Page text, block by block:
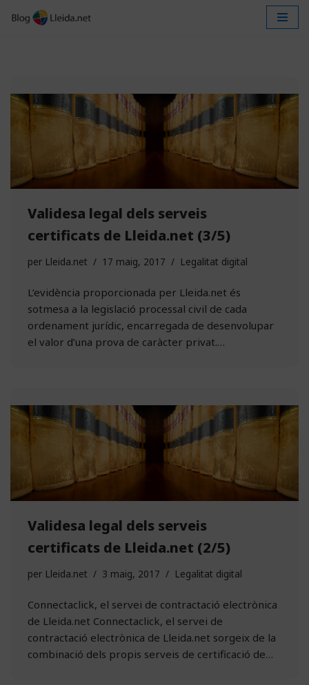
Validesa legal dels serveis
certificats de Lleida.net (3/5)
per Lleida.net 17 maig, 2017 Legalitat digital
L’evidència proporcionada per Lleida.net és
sotmesa a la legislació processal civil de cada
ordenament jurídic, encarregada de desenvolupar
el valor d’una prova de caràcter privat.…
Validesa legal dels serveis
certificats de Lleida.net (2/5)
per Lleida.net 3 maig, 2017 Legalitat digital
Connectaclick, el servei de contractació electrònica
de Lleida.net Connectaclick, el servei de
contractació electrònica de Lleida.net sorgeix de la
combinació dels propis serveis de certificació de…